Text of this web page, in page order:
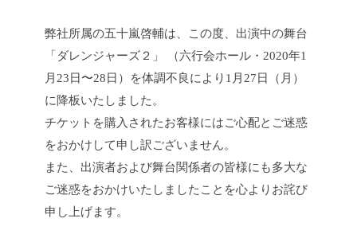
弊社所属の五十嵐啓輔は、この度、出演中の舞台
「ダレンジャーズ２」 （六行会ホール・2020年1
月23日〜28日）を体調不良により1月27日（月）
に降板いたしました。
チケットを購入されたお客様にはご心配とご迷惑
をおかけして申し訳ございません。
また、出演者および舞台関係者の皆様にも多大な
ご迷惑をおかけいたしましたことを心よりお詫び
申し上げます。